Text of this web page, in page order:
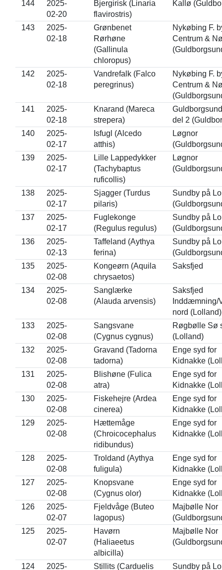
144
2025-
02-20
Bjergirisk (Linaria
flavirostris)
Kallø
143
2025-
02-18
Grønbenet
Rørhøne
(Gallinula
chloropus)
Nykøbing F.
Centrum &
142
2025-
02-18
Vandrefalk (Falco
peregrinus)
Nykøbing F.
Centrum &
141
2025-
02-18
Knarand (Mareca
strepera)
del 2
140
2025-
02-17
Isfugl (Alcedo
atthis)
Løgnor
139
2025-
02-17
Lille Lappedykker
(Tachybaptus
ruficollis)
Løgnor
138
2025-
02-17
Sjagger (Turdus
pilaris)
Sundby på
137
2025-
02-17
Fuglekonge
(Regulus regulus)
Sundby på
136
2025-
02-13
Taffeland (Aythya
ferina)
Sundby på
135
2025-
02-08
Kongeørn (Aquila
chrysaetos)
Saksfjed
134
2025-
02-08
Sanglærke
(Alauda arvensis)
Saksfjed
Inddæmning/
nord (Lolland)
133
2025-
02-08
Sangsvane
(Cygnus cygnus)
Røgbølle Sø
(Lolland)
132
2025-
02-08
Gravand (Tadorna
tadorna)
Enge syd for
Kidnakke
131
2025-
02-08
Blishøne (Fulica
atra)
Enge syd for
Kidnakke
130
2025-
02-08
Fiskehejre (Ardea
cinerea)
Enge syd for
Kidnakke
129
2025-
02-08
Hættemåge
(Chroicocephalus
ridibundus)
Enge syd for
Kidnakke
128
2025-
02-08
Troldand (Aythya
fuligula)
Enge syd for
Kidnakke
127
2025-
02-08
Knopsvane
(Cygnus olor)
Enge syd for
Kidnakke
126
2025-
02-07
Fjeldvåge (Buteo
lagopus)
Majbølle Nor
125
2025-
02-07
Havørn
(Haliaeetus
albicilla)
Majbølle Nor
124 2025- Stillits (Carduelis Sundby på